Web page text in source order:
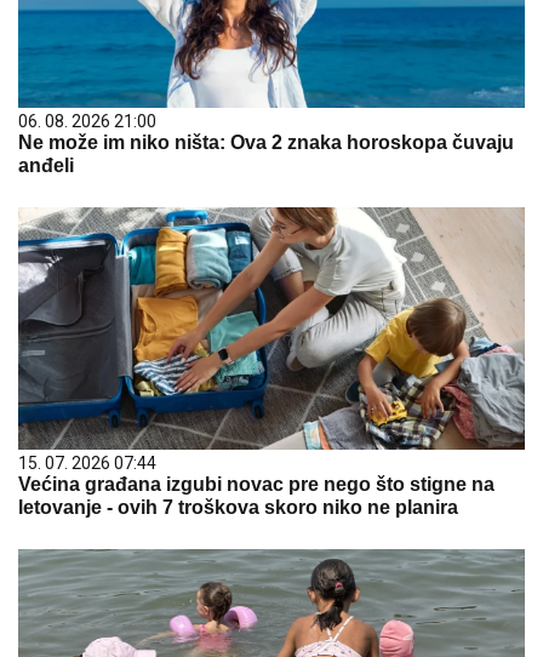
06. 08. 2026 21:00
Ne može im niko ništa: Ova 2 znaka horoskopa čuvaju
anđeli
15. 07. 2026 07:44
Većina građana izgubi novac pre nego što stigne na
letovanje - ovih 7 troškova skoro niko ne planira